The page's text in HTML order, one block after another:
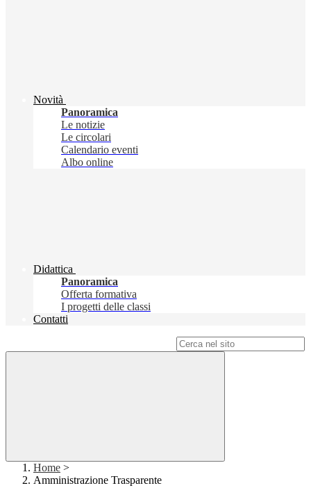
Novità
Panoramica
Le notizie
Le circolari
Calendario eventi
Albo online
Didattica
Panoramica
Offerta formativa
I progetti delle classi
Contatti
Home >
Amministrazione Trasparente